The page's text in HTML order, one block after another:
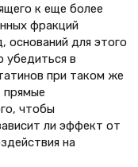
к еще более
фракций
оснований для этого
убедиться в
при таком же
чтобы
ли эффект от
на